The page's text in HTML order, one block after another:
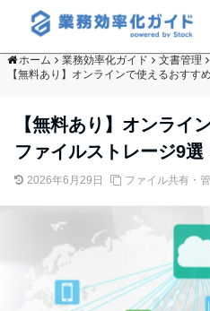
ホーム 業務効率化ガイド 文書管理
【無料あり】オンラインで使えるおすす
【無料あり】オンライ
ファイルストレージ9選
2026年6月29日 ファイル共有・